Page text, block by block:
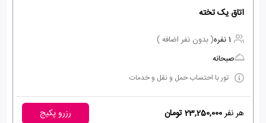
اتاق یک تخته
1 نفره
( بدون نفر اضافه )
صبحانه
تور با احتساب حمل و نقل و خدمات
هر نفر23,250,000 تومان رزرو پکیج